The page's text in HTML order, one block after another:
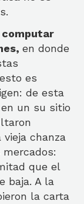
computar
en donde
es
de esta
un su sitio
chanza
que el
baja. A la
la carta